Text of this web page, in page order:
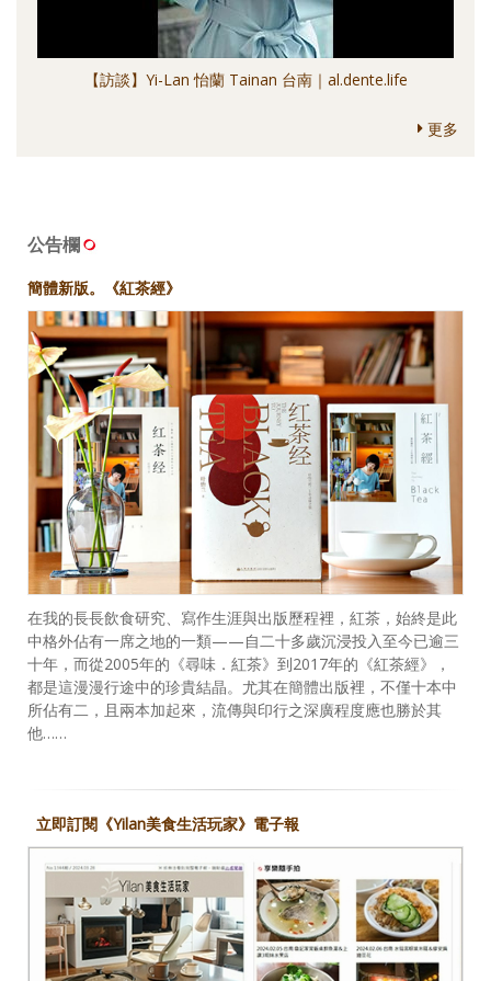
【訪談】Yi-Lan 怡蘭 Tainan 台南｜al.dente.life
更多
公告欄
簡體新版。《紅茶經》
在我的長長飲食研究、寫作生涯與出版歷程裡，紅茶，始終是此
中格外佔有一席之地的一類——自二十多歲沉浸投入至今已逾三
十年，而從2005年的《尋味．紅茶》到2017年的《紅茶經》，
都是這漫漫行途中的珍貴結晶。尤其在簡體出版裡，不僅十本中
所佔有二，且兩本加起來，流傳與印行之深廣程度應也勝於其
他……
立即訂閱《Yilan美食生活玩家》電子報